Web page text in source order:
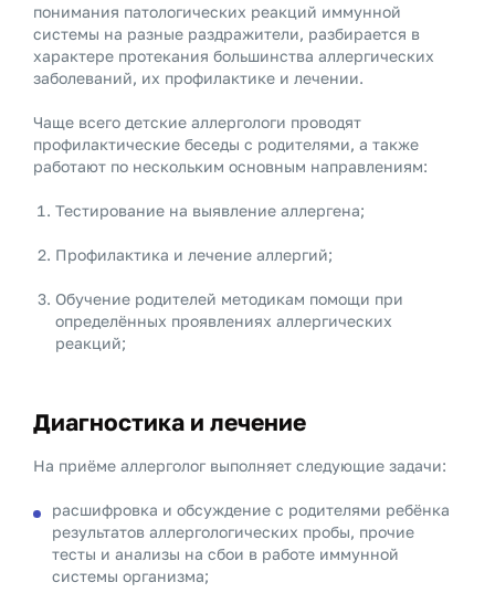
понимания патологических реакций иммунной
системы на разные раздражители, разбирается в
характере протекания большинства аллергических
заболеваний, их профилактике и лечении.
Чаще всего детские аллергологи проводят
профилактические беседы с родителями, а также
работают по нескольким основным направлениям:
Тестирование на выявление аллергена;
Профилактика и лечение аллергий;
Обучение родителей методикам помощи при
определённых проявлениях аллергических
реакций;
Диагностика и лечение
На приёме аллерголог выполняет следующие задачи:
расшифровка и обсуждение с родителями ребёнка
результатов аллергологических пробы, прочие
тесты и анализы на сбои в работе иммунной
системы организма;